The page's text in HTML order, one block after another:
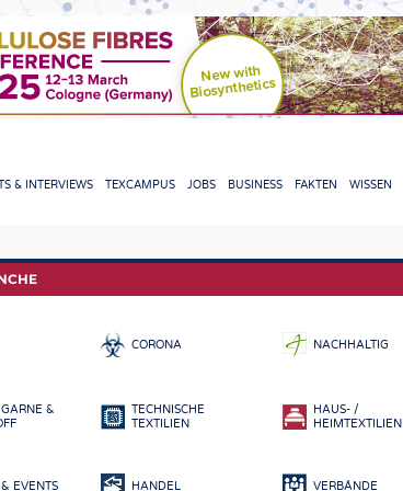
& INTERVIEWS TEXCAMPUS JOBS BUSINESS FAKTEN WISSEN
TEXTILE LEADERSHIP
CORONA NACHHALTIG
&
TECHNISCHE
TEXTILIEN
HAUS- /
HEIMTEXTILIEN
EVENTS HANDEL VERBÄNDE